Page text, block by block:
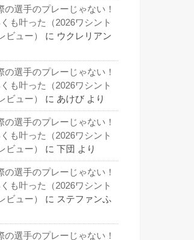
の選手のプレーじゃない！
も叶った（2026ワシント
ビュー）
に ウクレリアン
の選手のプレーじゃない！
も叶った（2026ワシント
ビュー）
に あけび より
の選手のプレーじゃない！
も叶った（2026ワシント
ビュー）
に 下団 より
の選手のプレーじゃない！
も叶った（2026ワシント
ビュー）
に ステファンふ
の選手のプレーじゃない！